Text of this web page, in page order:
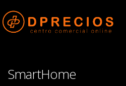
SmartHome